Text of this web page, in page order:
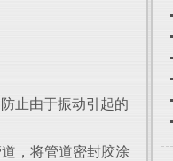
止由于振动引起的
，将管道密封胶涂